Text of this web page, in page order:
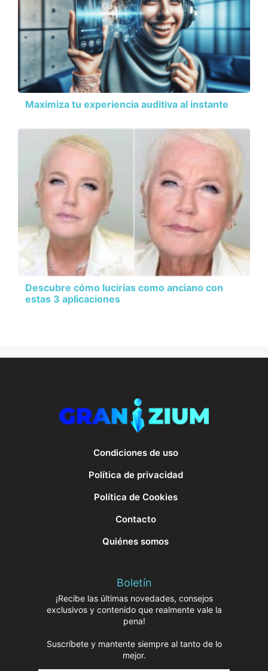
Maximiza tu experiencia auditiva al instante
Descubre cómo lucirías como anciano con
estas 3 aplicaciones
Condiciones de uso
Política de privacidad
Política de Cookies
Contacto
Quiénes somos
Boletín
¡Recibe las últimas novedades, consejos
exclusivos y contenido que realmente vale la
pena!
Suscríbete y mantente siempre al tanto de lo
mejor.